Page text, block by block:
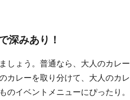
深みあり！
しょう。普通なら、大人のカレー
カレーを取り分けて、大人のカレ
のイベントメニューにぴったり。